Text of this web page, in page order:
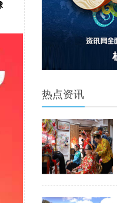
热点资讯